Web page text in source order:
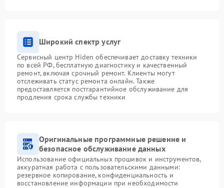
Широкий спектр услуг
Сервисный центр Hiden обеспечивает доставку техники
по всей РФ, бесплатную диагностику и качественный
ремонт, включая срочный ремонт. Клиенты могут
отслеживать статус ремонта онлайн. Также
предоставляется постгарантийное обслуживание для
продления срока службы техники
Оригинальные программные решение и
безопасное обслуживание данных
Использование официальных прошивок и инструментов,
аккуратная работа с пользовательскими данными:
резервное копирование, конфиденциальность и
восстановление информации при необходимости